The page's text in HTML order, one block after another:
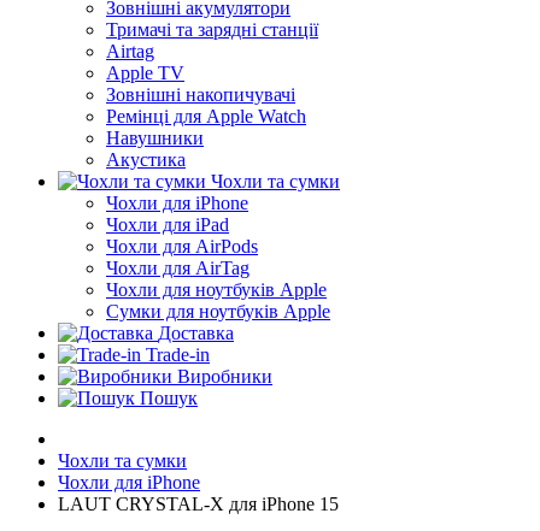
Зовнішні акумулятори
Тримачі та зарядні станції
Airtag
Apple TV
Зовнішні накопичувачі
Ремінці для Apple Watch
Навушники
Акустика
Чохли та сумки
Чохли для iPhone
Чохли для iPad
Чохли для AirPods
Чохли для AirTag
Чохли для ноутбуків Apple
Сумки для ноутбуків Apple
Доставка
Trade-in
Виробники
Пошук
Чохли та сумки
Чохли для iPhone
LAUT CRYSTAL-X для iPhone 15